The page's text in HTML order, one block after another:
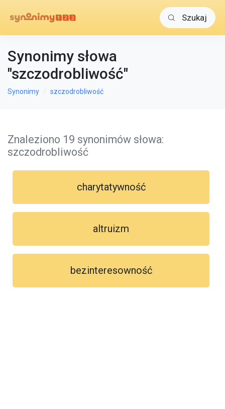
Szukaj
Synonimy słowa
"szczodrobliwość"
Synonimy szczodrobliwość
Znaleziono 19 synonimów słowa:
szczodrobliwość
charytatywność
altruizm
bezinteresowność